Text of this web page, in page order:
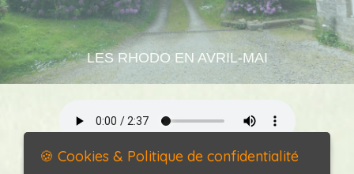
LES RHODO EN AVRIL-MAI
🍪 Cookies & Politique de confidentialité